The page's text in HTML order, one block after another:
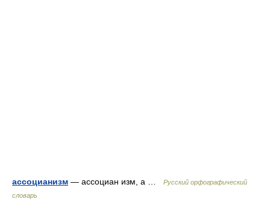
ассоцианизм — ассоциан изм, а …
Русский орфографический
словарь